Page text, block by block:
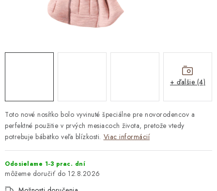
Toto nové nosítko bolo vyvinuté špeciálne pre novorodencov a
perfektné použitie v prvých mesiacoch života, pretože vtedy
potrebuje bábätko veľa blízkosti. Viac informácií
Odosielame 1-3 prac. dní
12.8.2026
+ ďalšie (4)